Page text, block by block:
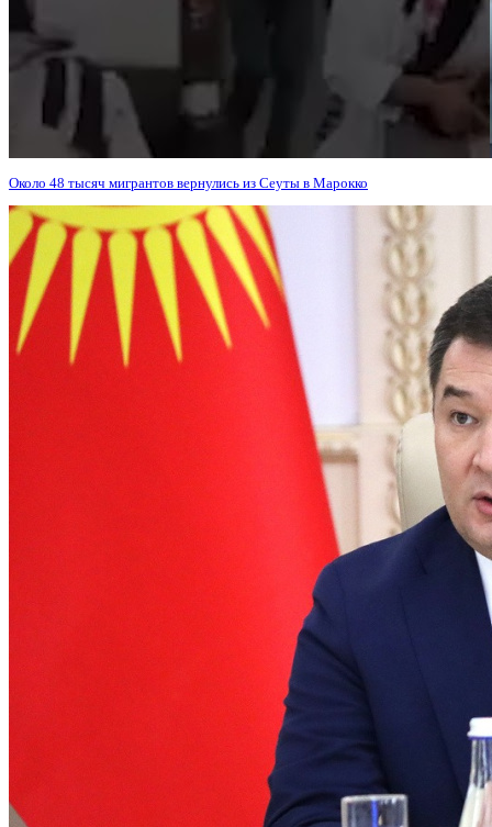
Около 48 тысяч мигрантов вернулись из Сеуты в Марокко